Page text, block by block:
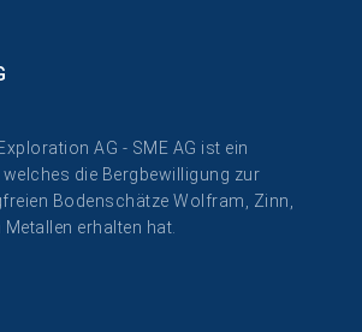
AG - SME AG ist ein
die Bergbewilligung zur
Bodenschätze Wolfram, Zinn,
erhalten hat.